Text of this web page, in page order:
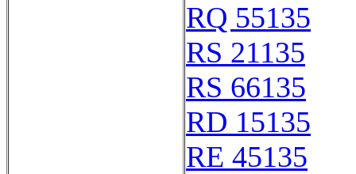
RQ 55135
RS 21135
RS 66135
RD 15135
RE 45135